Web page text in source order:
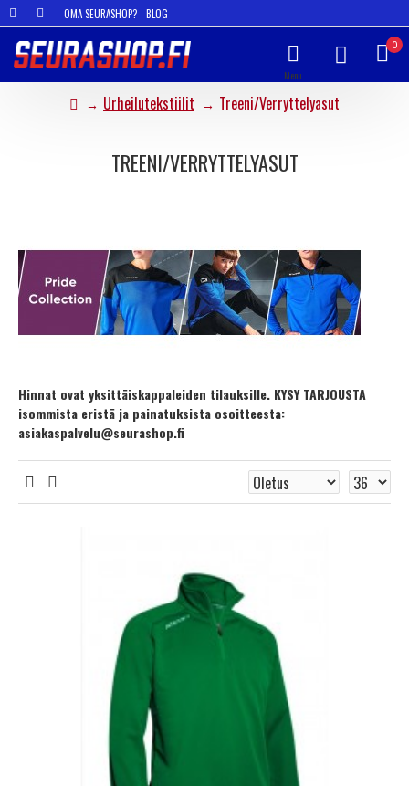
OMA SEURASHOP? BLOG
0
Urheilutekstiilit Treeni/Verryttelyasut
TREENI/VERRYTTELYASUT
Hinnat ovat yksittäiskappaleiden tilauksille. KYSY TARJOUSTA
isommista eristä ja painatuksista osoitteesta:
asiakaspalvelu@seurashop.fi